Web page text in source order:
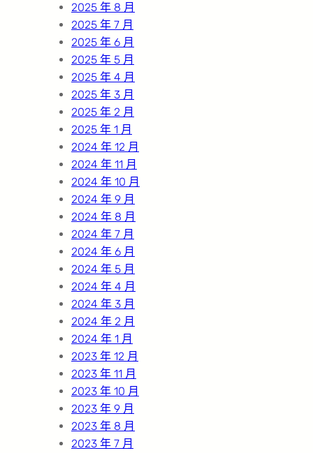
2025 年 8 月
2025 年 7 月
2025 年 6 月
2025 年 5 月
2025 年 4 月
2025 年 3 月
2025 年 2 月
2025 年 1 月
2024 年 12 月
2024 年 11 月
2024 年 10 月
2024 年 9 月
2024 年 8 月
2024 年 7 月
2024 年 6 月
2024 年 5 月
2024 年 4 月
2024 年 3 月
2024 年 2 月
2024 年 1 月
2023 年 12 月
2023 年 11 月
2023 年 10 月
2023 年 9 月
2023 年 8 月
2023 年 7 月